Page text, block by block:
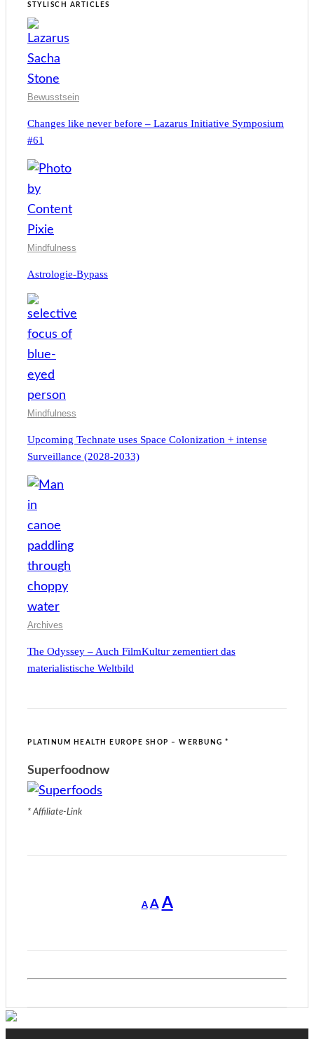
STYLISCH ARTICLES
Bewusstsein
Changes like never before – Lazarus Initiative Symposium
#61
Mindfulness
Astrologie-Bypass
Mindfulness
Upcoming Technate uses Space Colonization + intense
Surveillance (2028-2033)
Archives
The Odyssey – Auch FilmKultur zementiert das
materialistische Weltbild
PLATINUM HEALTH EUROPE SHOP – WERBUNG *
Superfoodnow
* Affiliate-Link
A
Decrease
font
A Reset
AIncrease